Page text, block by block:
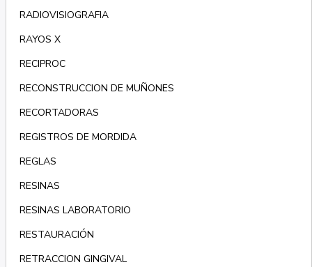
RADIOVISIOGRAFIA
RAYOS X
RECIPROC
RECONSTRUCCION DE MUÑONES
RECORTADORAS
REGISTROS DE MORDIDA
REGLAS
RESINAS
RESINAS LABORATORIO
RESTAURACIÓN
RETRACCION GINGIVAL